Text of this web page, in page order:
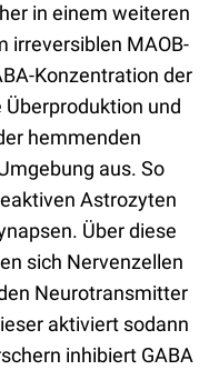
in einem weiteren
irreversiblen MAOB-
Konzentration der
und
hemmenden
aus. So
Astrozyten
Über diese
sich Nervenzellen
Neurotransmitter
aktiviert sodann
inhibiert GABA